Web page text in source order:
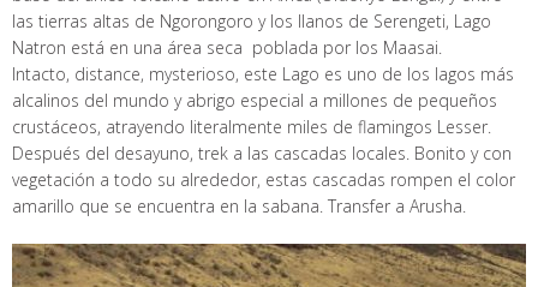
las tierras altas de Ngorongoro y los llanos de Serengeti, Lago
Natron está en una área seca poblada por los Maasai.
Intacto, distance, mysterioso, este Lago es uno de los lagos más
alcalinos del mundo y abrigo especial a millones de pequeños
crustáceos, atrayendo literalmente miles de flamingos Lesser.
Después del desayuno, trek a las cascadas locales. Bonito y con
vegetación a todo su alrededor, estas cascadas rompen el color
amarillo que se encuentra en la sabana. Transfer a Arusha.